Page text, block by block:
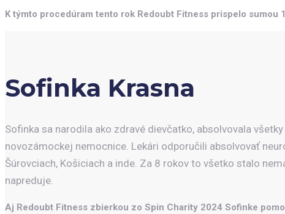
K týmto procedúram tento rok Redoubt Fitness prispelo sumou
Sofinka Krasna
Sofinka sa narodila ako zdravé dievčatko, absolvovala
novozámockej nemocnice. Lekári odporučili absolvovať
Šúrovciach, Košiciach a inde. Za 8 rokov to všetko stalo
napreduje.
Aj Redoubt Fitness zbierkou zo Spin Charity 2024 Sofinke